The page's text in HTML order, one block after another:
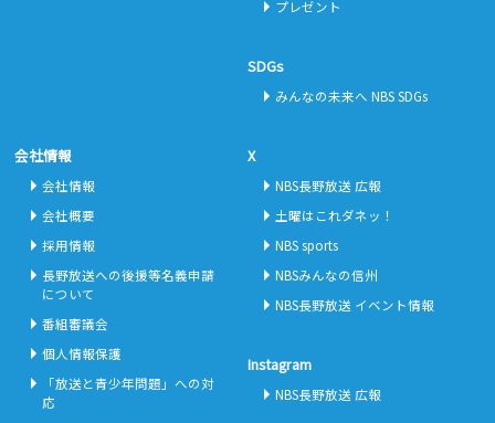
プレゼント
SDGs
みんなの未来へ NBS SDGs
会社情報
会社情報
会社概要
採用情報
長野放送への後援等名義申請
について
番組審議会
個人情報保護
「放送と青少年問題」への対
応
X
NBS長野放送 広報
土曜はこれダネッ！
NBS sports
NBSみんなの信州
NBS長野放送 イベント情報
Instagram
NBS長野放送 広報